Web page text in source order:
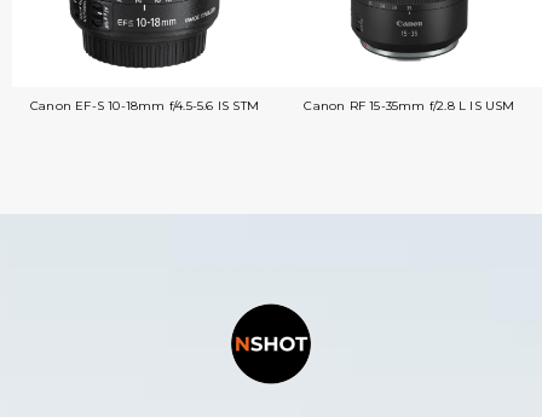
Canon EF-S 10-18mm f/4.5-5.6 IS STM Canon RF 15-35mm f/2.8 L IS USM